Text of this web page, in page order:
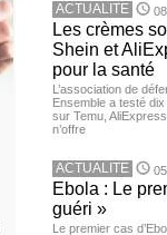
ACTUALITE
Les crèmes
Shein et
pour la santé
L’association de
Ensemble a testé
sur Temu,
n’offre
ACTUALITE
Ebola : Le
guéri »
Le premier cas